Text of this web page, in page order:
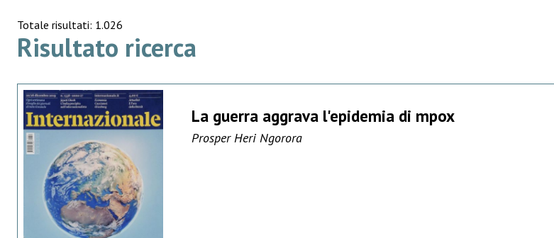
Totale risultati: 1.026
Risultato ricerca
La guerra aggrava l'epidemia di mpox
Prosper Heri Ngorora